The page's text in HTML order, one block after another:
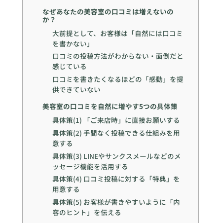
なぜあなたの美容室の口コミは増えないの
か？
大前提として、お客様は「自然には口コミ
を書かない」
口コミの投稿方法がわからない・面倒だと
感じている
口コミを書きたくなるほどの「感動」を提
供できていない
美容室の口コミを自然に増やす5つの具体策
具体策(1) 「ご来店時」に直接お願いする
具体策(2) 手間なく投稿できる仕組みを用
意する
具体策(3) LINEやサンクスメールなどのメ
ッセージ機能を活用する
具体策(4) 口コミ投稿に対する「特典」を
用意する
具体策(5) お客様が書きやすいように「内
容のヒント」を伝える